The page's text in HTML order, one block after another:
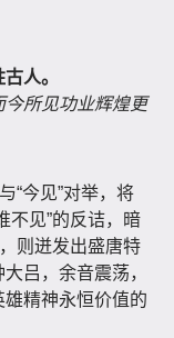
人。
今所见功业辉煌更
“今见”对举，将
不见”的反诘，暗
则迸发出盛唐特
吕，余音震荡，
精神永恒价值的